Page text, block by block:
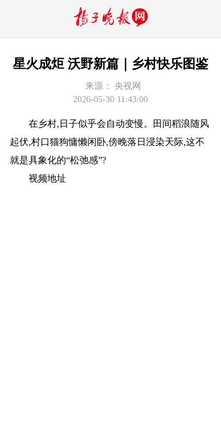
星火成炬 沃野新篇｜乡村快乐图鉴
来源：
央视网
2026-05-30 11:43:00
在乡村,日子似乎会自动变慢。田间稻浪随风
起伏,村口猫狗慵懒闲卧,傍晚落日浸染天际,这不
就是具象化的“松弛感”?
视频地址